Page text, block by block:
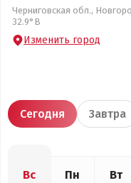
Черниговская обл.,
32.9°В
Изменить город
Сегодня Завтра
Вс Пн Вт